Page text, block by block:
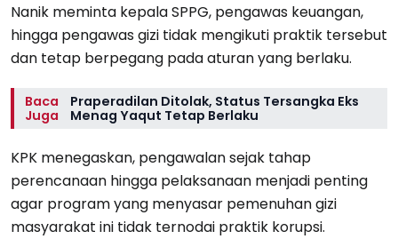
Nanik meminta kepala SPPG, pengawas keuangan,
hingga pengawas gizi tidak mengikuti praktik tersebut
dan tetap berpegang pada aturan yang berlaku.
Baca
Juga
Praperadilan Ditolak, Status Tersangka Eks
Menag Yaqut Tetap Berlaku
KPK menegaskan, pengawalan sejak tahap
perencanaan hingga pelaksanaan menjadi penting
agar program yang menyasar pemenuhan gizi
masyarakat ini tidak ternodai praktik korupsi.